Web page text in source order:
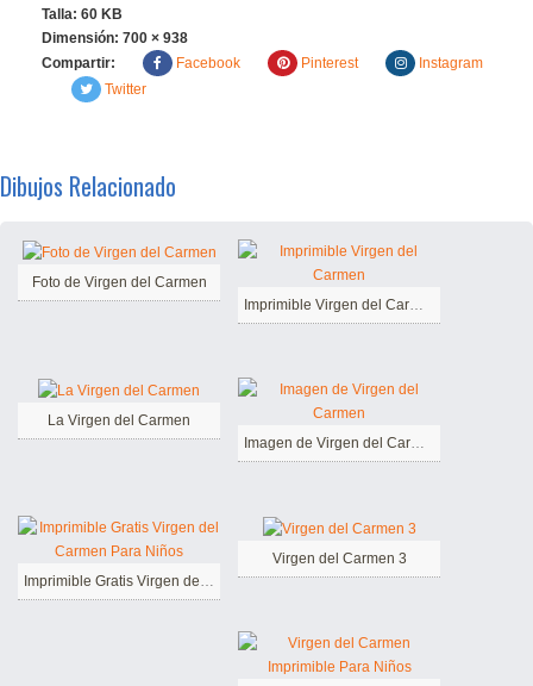
Talla: 60 KB
Dimensión: 700 × 938
Compartir:
Facebook Pinterest
Instagram
Twitter
Dibujos Relacionado
Foto de Virgen del Carmen
Imprimible Virgen del Carmen
La Virgen del Carmen
Imagen de Virgen del Carmen
Imprimible Gratis Virgen del Carmen Para Niños
Virgen del Carmen 3